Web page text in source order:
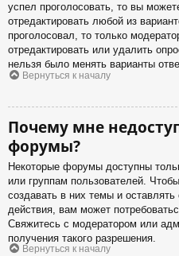
успел проголосовать, то вы
отредактировать любой из
проголосовал, то только
отредактировать или удалить
нельзя было менять варианты
Вернуться к началу
Почему мне
форумы?
Некоторые форумы доступны
или группам пользователей.
создавать в них темы и
действия, вам может
Свяжитесь с модератором или
получения такого разрешения.
Вернуться к началу